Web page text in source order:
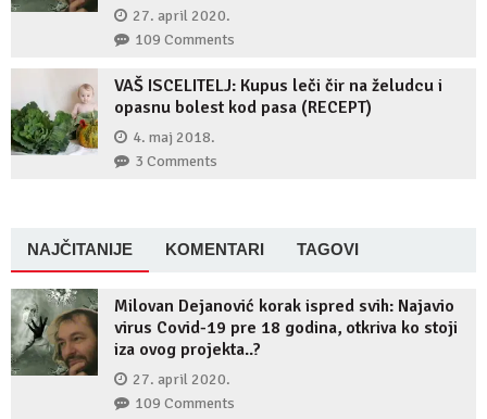
27. april 2020.
109 Comments
VAŠ ISCELITELJ: Kupus leči čir na želudcu i
opasnu bolest kod pasa (RECEPT)
4. maj 2018.
3 Comments
NAJČITANIJE KOMENTARI TAGOVI
Milovan Dejanović korak ispred svih: Najavio
virus Covid-19 pre 18 godina, otkriva ko stoji
iza ovog projekta..?
27. april 2020.
109 Comments